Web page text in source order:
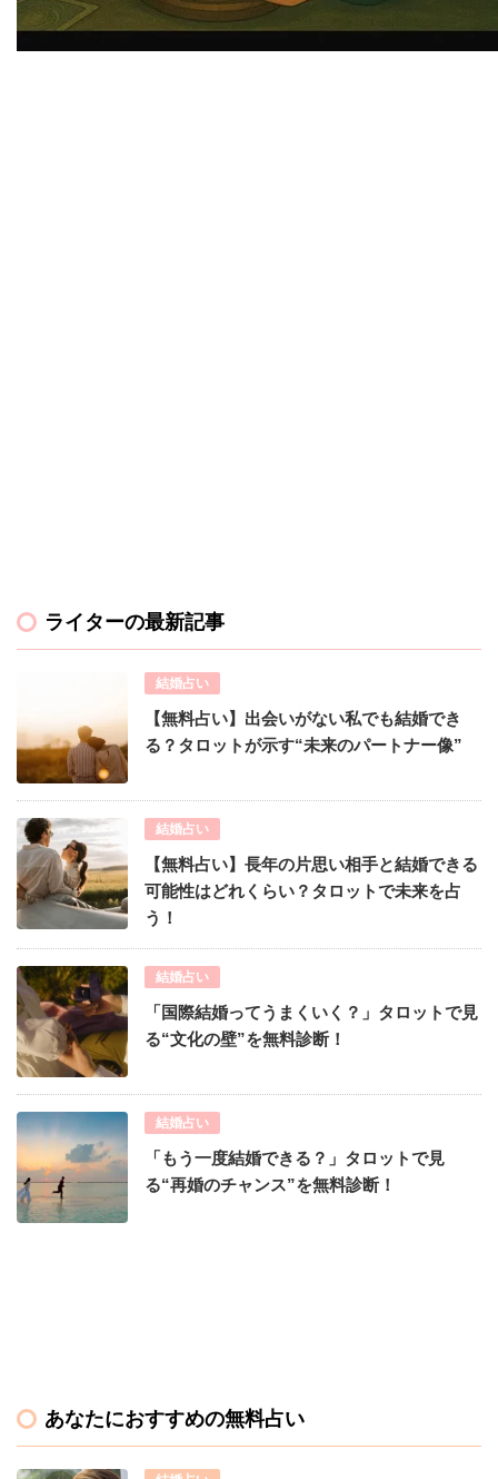
ライターの最新記事
結婚占い
【無料占い】出会いがない私でも結婚でき
る？タロットが示す“未来のパートナー像”
結婚占い
【無料占い】長年の片思い相手と結婚できる
可能性はどれくらい？タロットで未来を占
う！
結婚占い
「国際結婚ってうまくいく？」タロットで見
る“文化の壁”を無料診断！
結婚占い
「もう一度結婚できる？」タロットで見
る“再婚のチャンス”を無料診断！
あなたにおすすめの無料占い